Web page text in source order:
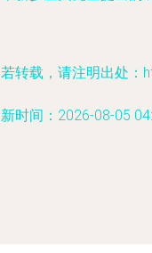
转载，请注明出处：
时间：2026-08-05